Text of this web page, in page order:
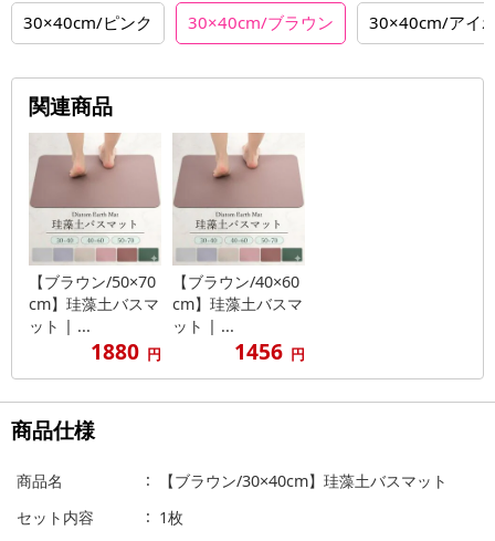
30×40cm/ピンク 30×40cm/ブラウン 30×40cm/アイ
関連商品
【ブラウン/50×70
cm】珪藻土バスマ
ット | ...
1880 円
【ブラウン/40×60
cm】珪藻土バスマ
ット | ...
1456 円
商品仕様
商品名
【ブラウン/30×40cm】珪藻土バスマット
セット内容
1枚